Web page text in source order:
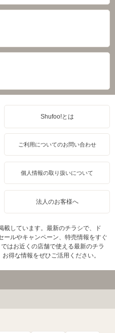
Shufoo!とは
ご利用についてのお問い合わせ
個人情報の取り扱いについて
法人のお客様へ
載しています。最新のチラシで、ド
ールやキャンペーン、特売情報をすぐ
はお近くの店舗で使える最新のチラ
得な情報をぜひご活用ください。